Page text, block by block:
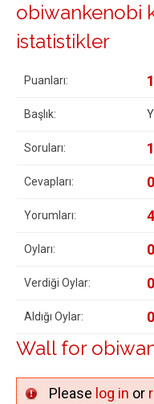
obiwankenobi
istatistikler
Puanları:
Başlık:
Soruları: 1
Cevapları: 0
Yorumları: 4
Oyları: 0
Verdiği Oylar: 0
Aldığı Oylar: 0
Wall for
Please log in or